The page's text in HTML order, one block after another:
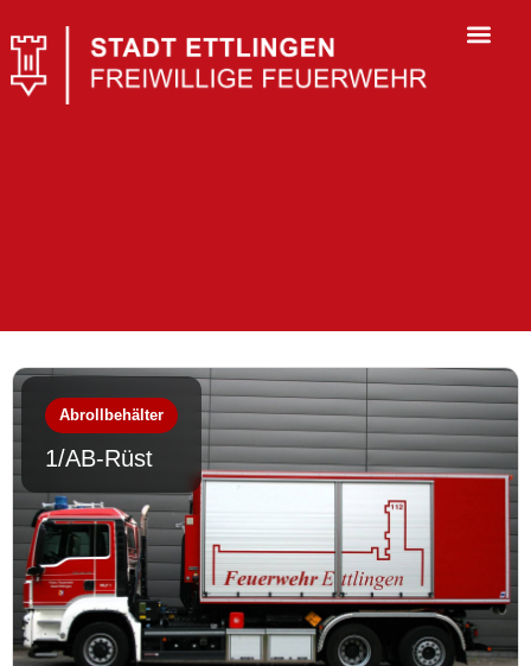
Abrollbehälter
1/AB-Rüst